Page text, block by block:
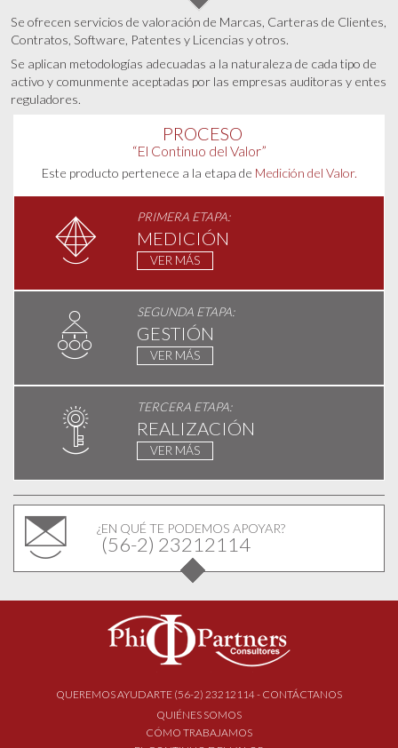
Se ofrecen servicios de valoración de Marcas, Carteras de Clientes,
Contratos, Software, Patentes y Licencias y otros.
Se aplican metodologías adecuadas a la naturaleza de cada tipo de
activo y comunmente aceptadas por las empresas auditoras y entes
reguladores.
PROCESO
“El Continuo del Valor”
Este producto pertenece a la etapa de Medición del Valor.
PRIMERA ETAPA:
MEDICIÓN
VER MÁS
SEGUNDA ETAPA:
GESTIÓN
VER MÁS
TERCERA ETAPA:
REALIZACIÓN
VER MÁS
¿EN QUÉ TE PODEMOS APOYAR?
(56-2) 23212114
QUEREMOS AYUDARTE (56-2) 23212114 - CONTÁCTANOS
QUIÉNES SOMOS
CÓMO TRABAJAMOS